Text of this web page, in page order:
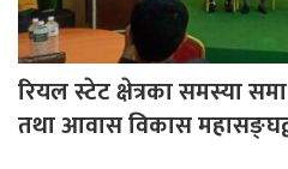
रियल स्टेट क्षेत्रका समस्या
तथा आवास विकास